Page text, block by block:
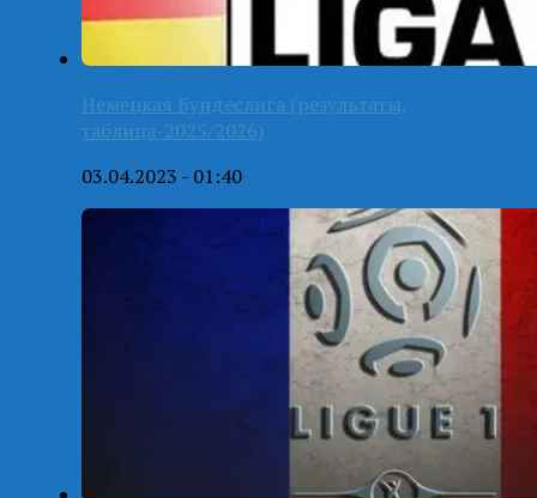
Немецкая Бундеслига (результаты,
таблица-2025/2026)
03.04.2023 - 01:40